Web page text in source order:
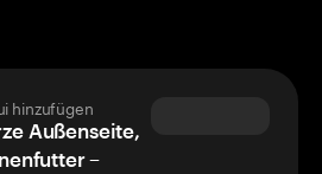
hinzufügen
Außenseite,
–